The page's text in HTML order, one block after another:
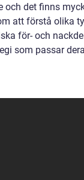
och det finns
att förstå olika
för- och
som passar